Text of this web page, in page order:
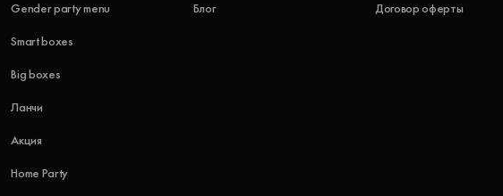
Gender party menu
Smart boxes
Big boxes
Ланчи
Акция
Home Party
Блог Договор оферты